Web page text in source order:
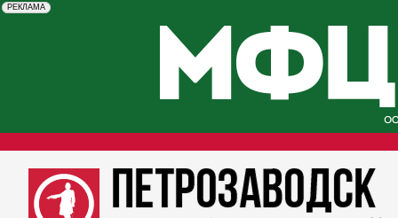
erid: 2SDnjcySKKc
РЕКЛАМА
Реклама